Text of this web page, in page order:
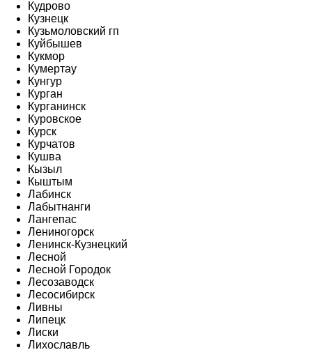
Кудрово
Кузнецк
Кузьмоловский гп
Куйбышев
Кукмор
Кумертау
Кунгур
Курган
Курганинск
Куровское
Курск
Курчатов
Кушва
Кызыл
Кыштым
Лабинск
Лабытнанги
Лангепас
Лениногорск
Ленинск-Кузнецкий
Лесной
Лесной Городок
Лесозаводск
Лесосибирск
Ливны
Липецк
Лиски
Лихославль